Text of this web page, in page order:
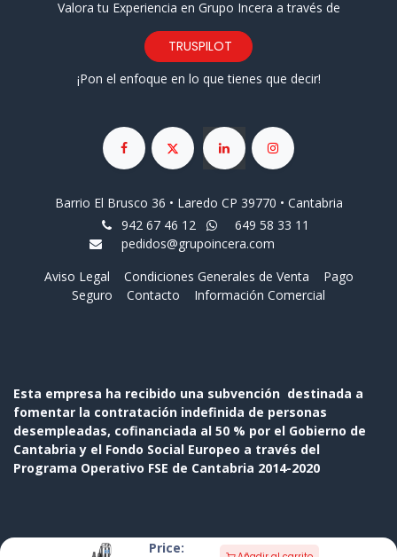
Price:
Valora tu Experiencia en Grupo Incera a través de
TRUSPILOT
¡Pon el enfoque en lo que tienes que decir!
Barrio El Brusco 36 • Laredo CP 39770 • Cantabria
942 67 46 12
649 58 33 11
pedidos@grupoincera.com
Aviso Legal
Condiciones Generales de Venta
Pago
Seguro
Contacto Información Comercial
Esta empresa ha recibido una subvención destinada a
fomentar la contratación indefinida de personas
desempleadas, cofinanciada al 50 % por el Gobierno de
Cantabria y el Fondo Social Europeo a través del
Programa Operativo FSE de Cantabria 2014-2020